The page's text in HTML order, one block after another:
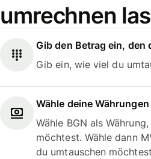
umrechnen
Gib den Betrag ein,
Gib ein, wie viel du
Wähle deine Währungen
Wähle BGN als
möchtest. Wähle dann
du umtauschen